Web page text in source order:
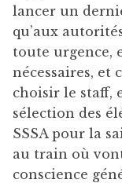
lancer un
qu’aux
toute urgence,
nécessaires, et
choisir le staff,
sélection des
SSSA pour la
au train où
conscience